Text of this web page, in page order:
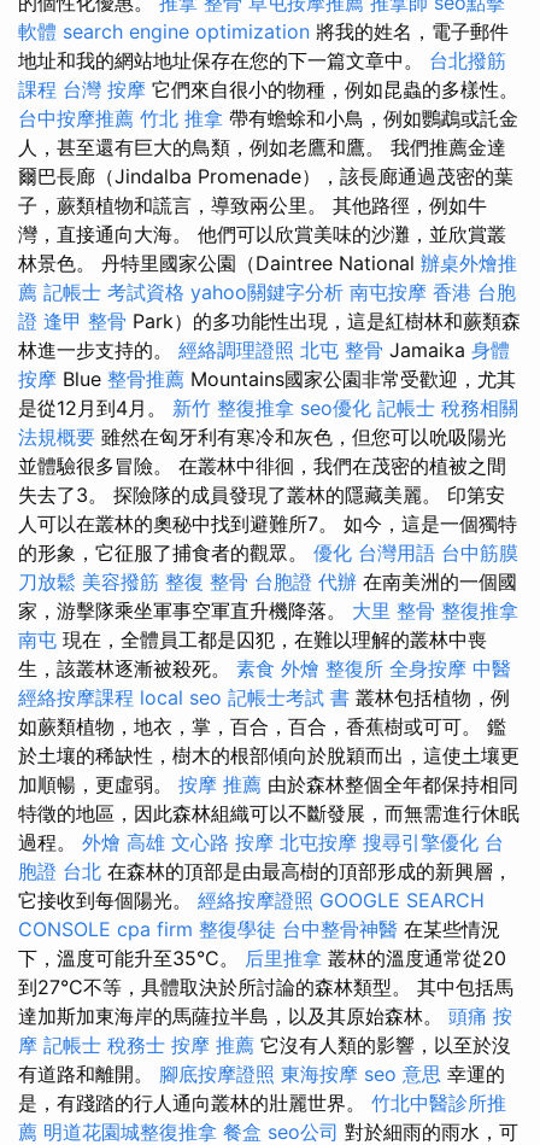
軟體 search engine optimization 將我的姓名，電子郵件
地址和我的網站地址保存在您的下一篇文章中。 台北撥筋
課程 台灣 按摩 它們來自很小的物種，例如昆蟲的多樣性。
台中按摩推薦 竹北 推拿 帶有蟾蜍和小鳥，例如鸚鵡或託金
人，甚至還有巨大的鳥類，例如老鷹和鷹。 我們推薦金達
爾巴長廊（Jindalba Promenade），該長廊通過茂密的葉
子，蕨類植物和謊言，導致兩公里。 其他路徑，例如牛
灣，直接通向大海。 他們可以欣賞美味的沙灘，並欣賞叢
林景色。 丹特里國家公園（Daintree National 辦桌外燴推
薦 記帳士 考試資格 yahoo關鍵字分析 南屯按摩 香港 台胞
證 逢甲 整骨 Park）的多功能性出現，這是紅樹林和蕨類森
林進一步支持的。 經絡調理證照 北屯 整骨 Jamaika 身體
按摩 Blue 整骨推薦 Mountains國家公園非常受歡迎，尤其
是從12月到4月。 新竹 整復推拿 seo優化 記帳士 稅務相關
法規概要 雖然在匈牙利有寒冷和灰色，但您可以吮吸陽光
並體驗很多冒險。 在叢林中徘徊，我們在茂密的植被之間
失去了3。 探險隊的成員發現了叢林的隱藏美麗。 印第安
人可以在叢林的奧秘中找到避難所7。 如今，這是一個獨特
的形象，它征服了捕食者的觀眾。 優化 台灣用語 台中筋膜
刀放鬆 美容撥筋 整復 整骨 台胞證 代辦 在南美洲的一個國
家，游擊隊乘坐軍事空軍直升機降落。 大里 整骨 整復推拿
南屯 現在，全體員工都是囚犯，在難以理解的叢林中喪
生，該叢林逐漸被殺死。 素食 外燴 整復所 全身按摩 中醫
經絡按摩課程 local seo 記帳士考試 書 叢林包括植物，例
如蕨類植物，地衣，掌，百合，百合，香蕉樹或可可。 鑑
於土壤的稀缺性，樹木的根部傾向於脫穎而出，這使土壤更
加順暢，更虛弱。 按摩 推薦 由於森林整個全年都保持相同
特徵的地區，因此森林組織可以不斷發展，而無需進行休眠
過程。 外燴 高雄 文心路 按摩 北屯按摩 搜尋引擎優化 台
胞證 台北 在森林的頂部是由最高樹的頂部形成的新興層，
它接收到每個陽光。 經絡按摩證照 GOOGLE SEARCH
CONSOLE cpa firm 整復學徒 台中整骨神醫 在某些情況
下，溫度可能升至35°C。 后里推拿 叢林的溫度通常從20
到27°C不等，具體取決於所討論的森林類型。 其中包括馬
達加斯加東海岸的馬薩拉半島，以及其原始森林。 頭痛 按
摩 記帳士 稅務士 按摩 推薦 它沒有人類的影響，以至於沒
有道路和離開。 腳底按摩證照 東海按摩 seo 意思 幸運的
是，有踐踏的行人通向叢林的壯麗世界。 竹北中醫診所推
薦 明道花園城整復推拿 餐盒 seo公司 對於細雨的雨水，可